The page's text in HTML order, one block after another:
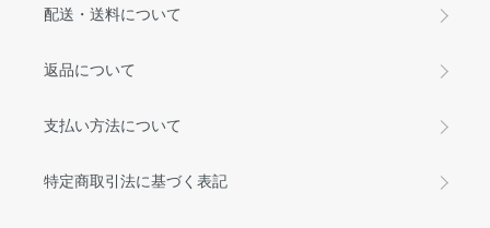
配送・送料について
返品について
支払い方法について
特定商取引法に基づく表記